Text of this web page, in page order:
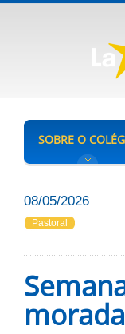
SOBRE O
08/05/2026
Pastoral